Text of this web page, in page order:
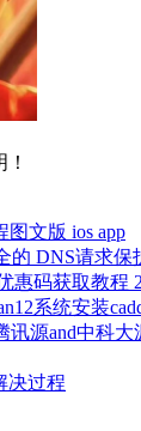
图文版 ios app
的 DNS请求保
惠码获取教程
系统安装
讯源and中科大
决过程